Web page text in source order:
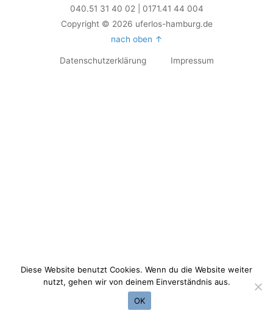
040.51 31 40 02 | 0171.41 44 004
Copyright © 2026 uferlos-hamburg.de
nach oben ↑
Datenschutzerklärung Impressum
Diese Website benutzt Cookies. Wenn du die Website weiter
nutzt, gehen wir von deinem Einverständnis aus.
OK